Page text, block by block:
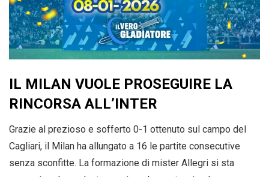
IL MILAN VUOLE PROSEGUIRE LA
RINCORSA ALL’INTER
Grazie al prezioso e sofferto 0-1 ottenuto sul campo del
Cagliari, il Milan ha allungato a 16 le partite consecutive
senza sconfitte. La formazione di mister Allegri si sta